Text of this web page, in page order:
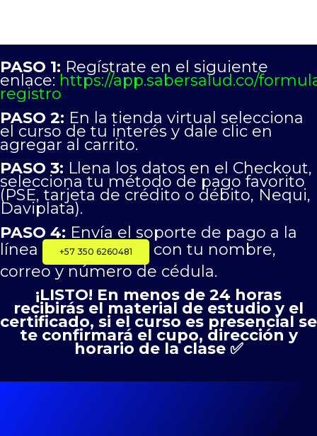
PASO 1: Regístrate en el siguiente
enlace: https://app.sabersalud.co/
registro
PASO 2: En la tienda virtual selecciona
el curso de tu interés y dale clic en
agregar al carrito.
PASO 3: Llena los datos en el Checkout,
selecciona tu método de pago favorito
(PSE, tarjeta de crédito o débito, Nequi,
Daviplata).
PASO 4: Envía el soporte de pago a la
línea
+57 350 6260481
con tu nombre,
correo y número de cédula.
¡LISTO! En menos de 24 horas
recibirás el material de estudio y el
certificado, si el curso es presencial se
te confirmará el cupo, dirección y
horario de la clase ✅